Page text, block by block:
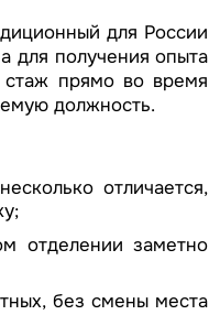
для России
для получения опыта
стаж прямо во время
должность.
отличается,
отделении заметно
без смены места